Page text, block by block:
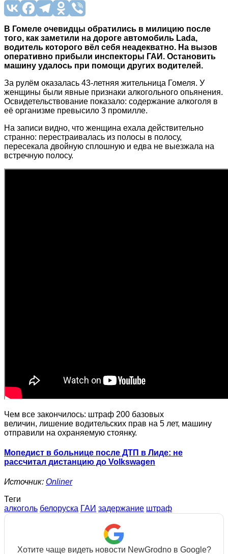
В Гомеле очевидцы обратились в милицию после
того, как заметили на дороге автомобиль Lada,
водитель которого вёл себя неадекватно. На вызов
оперативно прибыли инспекторы ГАИ. Остановить
машину удалось при помощи других водителей.
За рулём оказалась 43-летняя жительница Гомеля. У
женщины были явные признаки алкогольного опьянения.
Освидетельствование показало: содержание алкоголя в
её организме превысило 3 промилле.
На записи видно, что женщина ехала действительно
странно: перестраивалась из полосы в полосу,
пересекала двойную сплошную и едва не выезжала на
встречную полосу.
Чем все закончилось: штраф 200 базовых
величин, лишение водительских прав на 5 лет, машину
отправили на охраняемую стоянку.
Мопедист в больнице после ДТП в Лиде: не
рассчитал дистанцию до Volkswagen
Источник: Onliner
Теги
алкоголь белоруска ГАИ задержание штраф
Хотите чаще видеть новости NewGrodno в Google?